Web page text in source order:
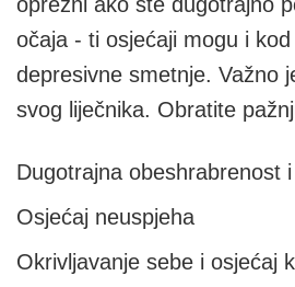
očaja - ti osjećaji mogu i
depresivne smetnje. Važno
svog liječnika. Obratite
Dugotrajna obeshrabrenost
Osjećaj neuspjeha
Okrivljavanje sebe i osjećaj